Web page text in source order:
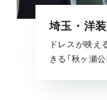
埼玉・洋
ドレスが映え
きる「秋ヶ瀬